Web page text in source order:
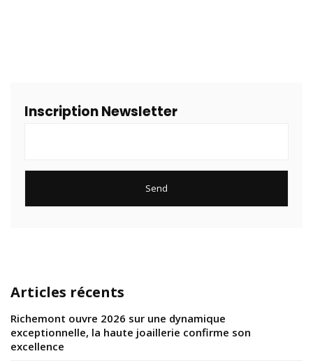
Inscription Newsletter
Articles récents
Richemont ouvre 2026 sur une dynamique
exceptionnelle, la haute joaillerie confirme son
excellence